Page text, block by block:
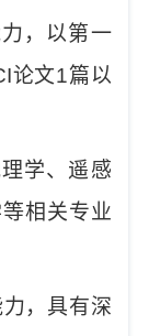
，以第一
论文1篇以
学、遥感
相关专业
， 具有深